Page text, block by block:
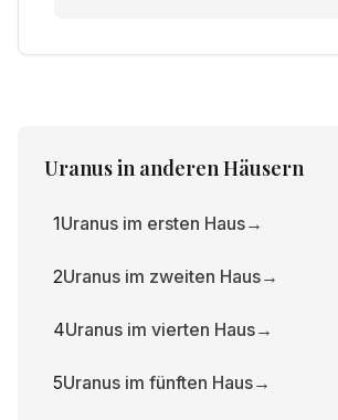
Uranusin anderen Häusern
1Uranus im ersten Haus→
2Uranus im zweiten Haus→
4Uranus im vierten Haus→
5Uranus im fünften Haus→